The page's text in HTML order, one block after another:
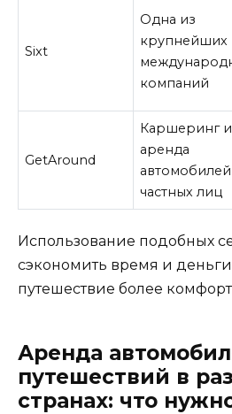
Sixt
Одна из
крупнейших
компаний
GetAround
Каршеринг и
аренда
частных лиц
Использование подобных
сэкономить время и
путешествие более
Аренда
путешествий в
странах: что